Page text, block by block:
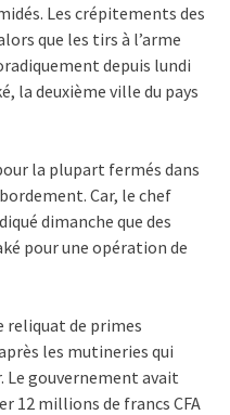
Les crépitements des
que les tirs à l’arme
depuis lundi
la deuxième ville du pays
la plupart fermés dans
Car, le chef
dimanche que des
pour une opération de
reliquat de primes
les mutineries qui
Le gouvernement avait
12 millions de francs CFA